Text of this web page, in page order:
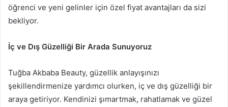
öğrenci ve yeni gelinler için özel fiyat avantajları da sizi
bekliyor.
İç ve Dış Güzelliği Bir Arada Sunuyoruz
Tuğba Akbaba Beauty, güzellik anlayışınızı
şekillendirmenize yardımcı olurken, iç ve dış güzelliği bir
araya getiriyor. Kendinizi şımartmak, rahatlamak ve güzel